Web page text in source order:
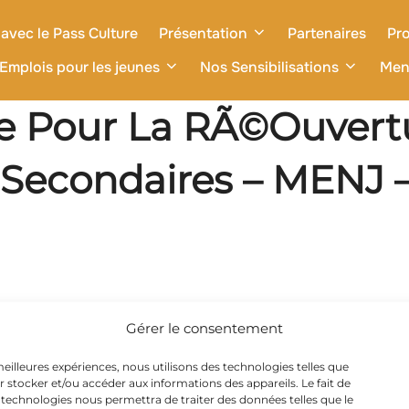
Gérer le consentement
expériences, nous utilisons des technologies telles que
stocker et/ou accéder aux informations des appareils. Le fait de
nous permettra de traiter des données telles que le
le Pass Culture Présentation Partenaires
pour les jeunes
Nos Sensibilisations
Pour La
– MENJ